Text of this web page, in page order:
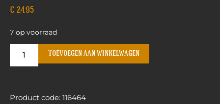
€ 24,95
7 op voorraad
Toevoegen aan winkelwagen
Product code: 116464